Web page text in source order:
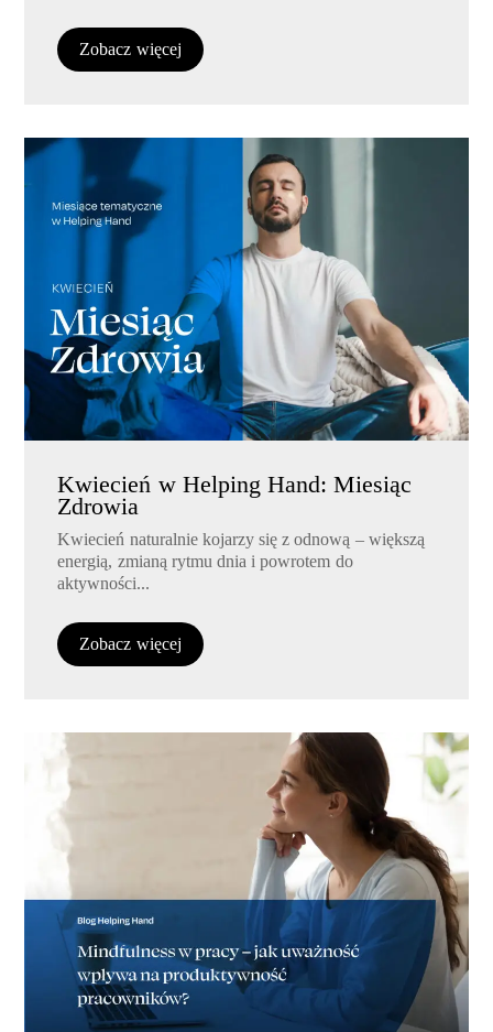
Zobacz więcej
Kwiecień w Helping Hand: Miesiąc
Zdrowia
Kwiecień naturalnie kojarzy się z odnową – większą
energią, zmianą rytmu dnia i powrotem do
aktywności...
Zobacz więcej